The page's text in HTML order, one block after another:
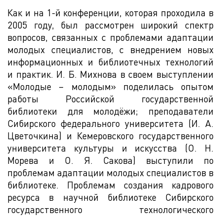
Как и на 1-й конференции, которая проходила в
2005 году, был рассмотрен широкий спектр
вопросов, связанных с проблемами адаптации
молодых специалистов, с внедрением новых
информационных и библиотечных технологий
и практик. И. Б. Михнова в своем выступлении
«Молодые – молодым» поделилась опытом
работы Российской государственной
библиотеки для молодёжи; преподаватели
Сибирского федерального университета (И. А.
Цветочкина) и Кемеровского государственного
университета культуры и искусства (О. Н.
Морева и О. Я. Сакова) выступили по
проблемам адаптации молодых специалистов в
библиотеке. Проблемам создания кадрового
ресурса в научной библиотеке Сибирского
государственного технологического